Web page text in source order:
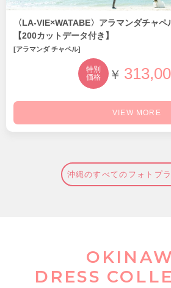
〈LA-VIE×WATABE〉アラマンダチャ
【200カットデータ付き】
[アラマンダ チャペル]
特別
価格
￥
VIEW MORE
沖縄のすべてのフォトプ
DRESS